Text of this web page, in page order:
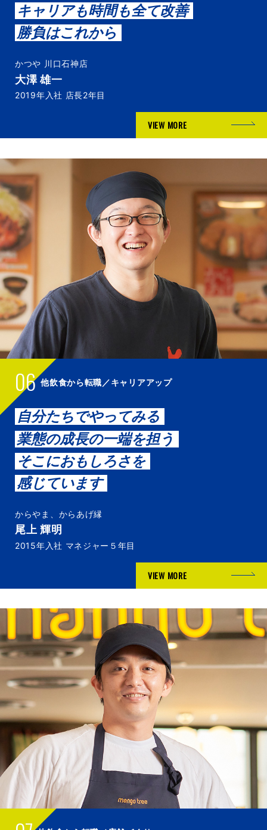
キャリアも時間も全て改善
勝負はこれから
かつや 川口石神店
大澤 雄一
2019年入社 店長2年目
VIEW MORE
06 他飲食から転職／キャリアアップ
自分たちでやってみる
業態の成長の一端を担う
そこにおもしろさを
感じています
からやま、からあげ縁
尾上 輝明
2015年入社 マネジャー５年目
VIEW MORE